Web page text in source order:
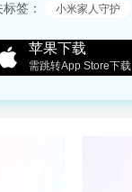
签：
小米家人守护
苹果下载
需跳转App Store下载